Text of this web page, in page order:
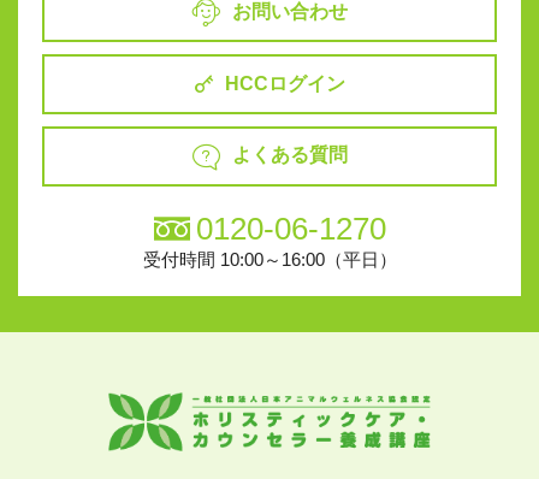
お問い合わせ
HCCログイン
よくある質問
0120-06-1270
受付時間 10:00～16:00（平日）